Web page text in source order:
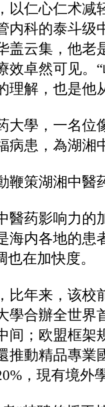
以仁心仁术减
内科的泰斗级
盖云集，他老
效卓然可见。
理解，也是他
學，一名位
病患，為湖
湖湘中醫药
药影响力的
海内各地的患
在加快度。
年来，该校
學合辦全世界
间；欧盟框架
推動精品專業
，現有境外